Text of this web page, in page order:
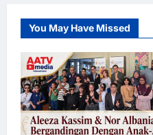
You May Have Missed